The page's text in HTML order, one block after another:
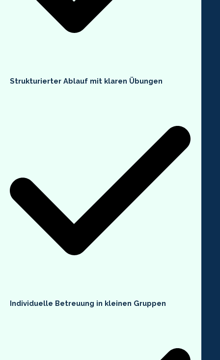
Strukturierter Ablauf mit klaren Übungen
Individuelle Betreuung in kleinen Gruppen